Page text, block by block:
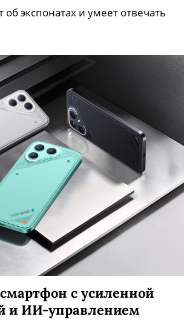
экспонатах и умеет отвечать
с усиленной
и ИИ-управлением